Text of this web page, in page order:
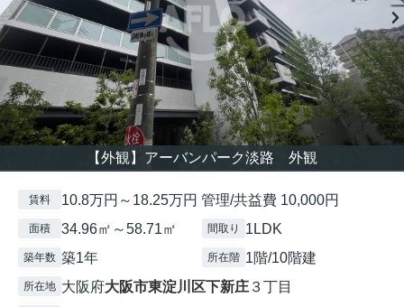
【外観】アーバンパーク淡路 外観
賃料 10.8万円～18.25万円 管理/共益費 10,000円
面積 34.96㎡～58.71㎡ 間取り 1LDK
築年数 築1年 所在階 1階/10階建
所在地 大阪府大阪市東淀川区下新庄 ３丁目